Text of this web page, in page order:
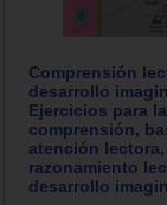
Comprensión
desarrollo
Ejercicios para
comprensión,
atención
razonamiento
desarrollo